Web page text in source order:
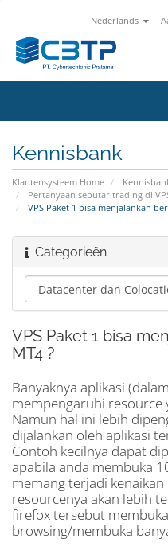
Nederlands
Kennisbank
Klantensysteem Home
Pertanyaan seputar trading di
VPS Paket 1 bisa menjalankan
Categorieën
VPS Paket 1 bisa
MT4 ?
Banyaknya aplikasi
mempengaruhi resource
Namun hal ini lebih
dijalankan oleh aplikasi
Contoh kecilnya dapat
apabila anda membuka
memang terjadi
resourcenya akan lebih
firefox tersebut
browsing/membuka